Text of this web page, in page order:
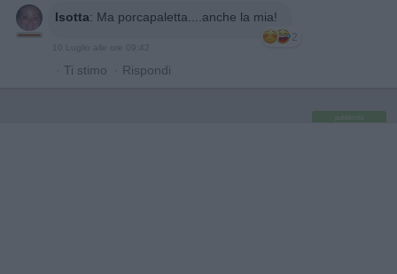
Isotta: Ma porcapaletta....anche la mia!
2
10 Luglio alle ore 09:42
· Ti stimo · Rispondi
pubblicità